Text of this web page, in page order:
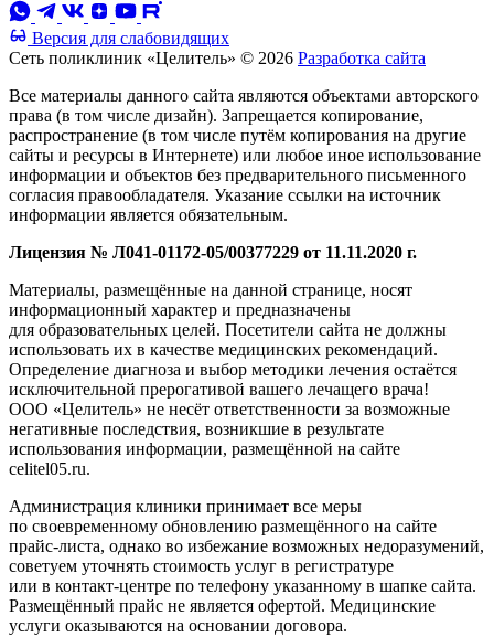
Версия для слабовидящих
Сеть поликлиник «Целитель» © 2026 Разработка сайта
Все материалы данного сайта являются объектами авторского
права (в том числе дизайн). Запрещается копирование,
распространение (в том числе путём копирования на другие
сайты и ресурсы в Интернете) или любое иное использование
информации и объектов без предварительного письменного
согласия правообладателя. Указание ссылки на источник
информации является обязательным.
Лицензия № Л041-01172-05/00377229 от 11.11.2020 г.
Материалы, размещённые на данной странице, носят
информационный характер и предназначены
для образовательных целей. Посетители сайта не должны
использовать их в качестве медицинских рекомендаций.
Определение диагноза и выбор методики лечения остаётся
исключительной прерогативой вашего лечащего врача!
ООО «Целитель» не несёт ответственности за возможные
негативные последствия, возникшие в результате
использования информации, размещённой на сайте
celitel05.ru.
Администрация клиники принимает все меры
по своевременному обновлению размещённого на сайте
прайс-листа, однако во избежание возможных недоразумений,
советуем уточнять стоимость услуг в регистратуре
или в контакт-центре по телефону указанному в шапке сайта.
Размещённый прайс не является офертой. Медицинские
услуги оказываются на основании договора.